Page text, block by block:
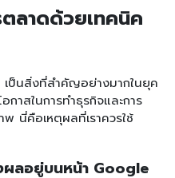
ตลาดด้วยเทคนิค
เป็นสิ่งที่สำคัญอย่างมากในยุค
าสในการทำธุรกิจและการ
นี่คือเหตุผลที่เราควรใช้
ลอยู่บนหน้า Google